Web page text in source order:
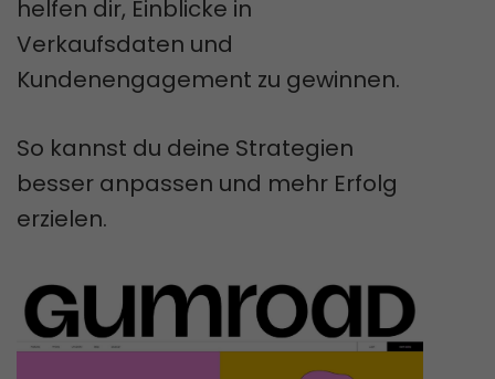
helfen dir, Einblicke in
Verkaufsdaten und
Kundenengagement zu gewinnen.
So kannst du deine Strategien
besser anpassen und mehr Erfolg
erzielen.